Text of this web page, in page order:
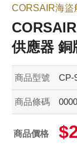
CORSAIR海盜
供應器 銅
商品型號 CP-
商品條碼
商品價格